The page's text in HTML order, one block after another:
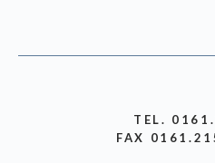
TEL.
FAX